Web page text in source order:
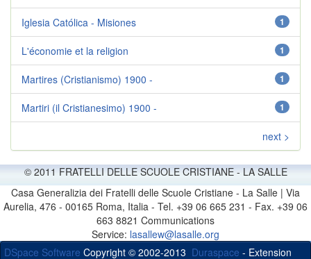
1
Iglesia Católica - Misiones
1
L'économie et la religion
1
Martires (Cristianismo) 1900 -
1
Martiri (il Cristianesimo) 1900 -
next >
© 2011 FRATELLI DELLE SCUOLE CRISTIANE - LA SALLE
Casa Generalizia dei Fratelli delle Scuole Cristiane - La Salle | Via
Aurelia, 476 - 00165 Roma, Italia - Tel. +39 06 665 231 - Fax. +39 06
663 8821 Communications
Service: lasallew@lasalle.org
DSpace Software Copyright © 2002-2013 Duraspace - Extension